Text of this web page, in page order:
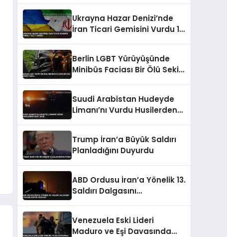
Ukrayna Hazar Denizi’nde
İran Ticari Gemisini Vurdu 1
Berlin LGBT Yürüyüşünde
Minibüs Faciası Bir Ölü Sekiz
Suudi Arabistan Hudeyde
Limanı’nı Vurdu Husilerden
Trump İran’a Büyük Saldırı
Planladığını Duyurdu
ABD Ordusu İran’a Yönelik 13.
Saldırı Dalgasını
Venezuela Eski Lideri
Maduro ve Eşi Davasında